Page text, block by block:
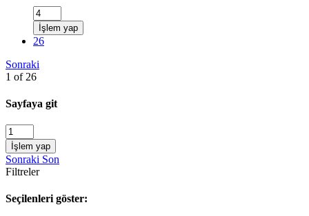
İşlem yap
26
Sonraki
1 of 26
Sayfaya git
İşlem yap
Sonraki Son
Filtreler
Seçilenleri göster: